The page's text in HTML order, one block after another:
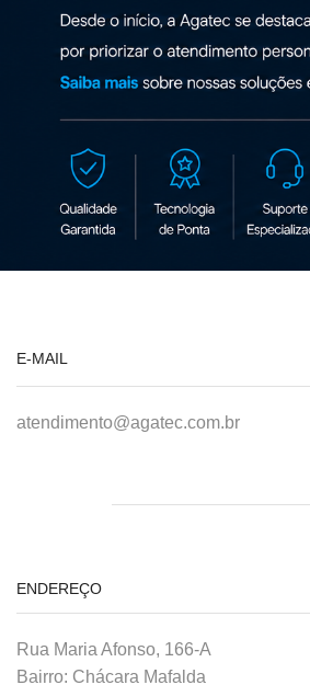
E-MAIL
atendimento@agatec.com.br
ENDEREÇO
Rua Maria Afonso, 166-A
Bairro: Chácara Mafalda